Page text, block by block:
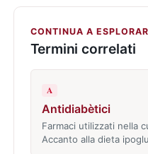
CONTINUA A
Termini correlati
A
Antidiabètici
Farmaci utilizzati nella
Accanto alla dieta